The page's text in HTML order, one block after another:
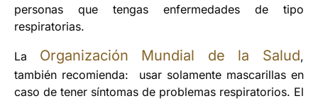
personas que tengas enfermedades de tipo
respiratorias.
La Organización Mundial de la Salud,
también recomienda: usar solamente mascarillas en
caso de tener síntomas de problemas respiratorios. El